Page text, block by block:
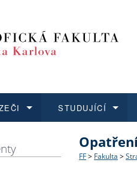
Struktura
Co
STUDUJÍCÍ
O vědě a
Aktuální
FF > Fakulta >